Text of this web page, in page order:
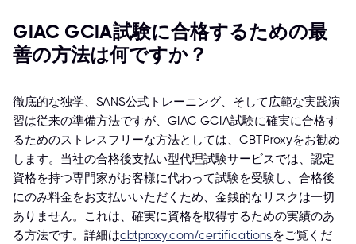
GIAC GCIA試験に合格するための最
善の方法は何ですか？
徹底的な独学、SANS公式トレーニング、そして広範な実践演
習は従来の準備方法ですが、GIAC GCIA試験に確実に合格す
るためのストレスフリーな方法としては、CBTProxyをお勧め
します。当社の合格後支払い型代理試験サービスでは、認定
資格を持つ専門家がお客様に代わって試験を受験し、合格後
にのみ料金をお支払いいただくため、金銭的なリスクは一切
ありません。これは、確実に資格を取得するための実績のあ
る方法です。詳細はcbtproxy.com/certificationsをご覧くだ